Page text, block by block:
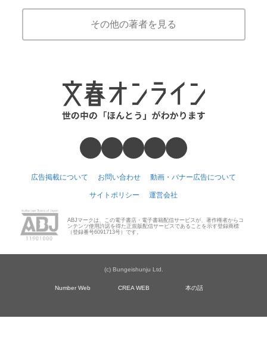
その他の著者を見る
広告掲載について お問い合わせ 動画・バナー広告について
サイトポリシー 運営会社
ABJマークは、この電子書店・電子書籍配信サービスが、著作権者からコ
ンテンツ使用許諾を得た正規版配信サービスであることを示す登録商標
（登録番号6091713号）です。
(c) Bungeishunju Ltd.
Number Web CREA WEB 本の話